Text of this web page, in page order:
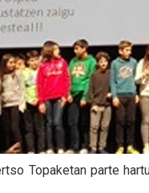
Topaketan parte